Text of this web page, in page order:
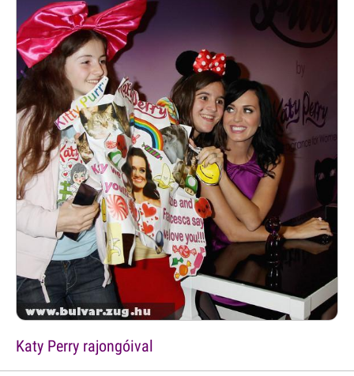
Katy Perry rajongóival